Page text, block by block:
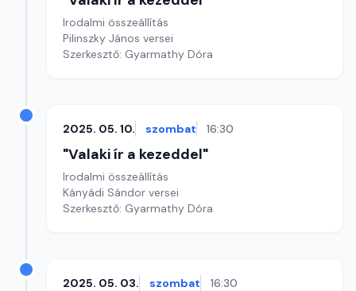
Irodalmi összeállítás
Pilinszky János versei
Szerkesztő: Gyarmathy Dóra
2025. 05. 10. szombat 16:30
"Valaki ír a kezeddel"
Irodalmi összeállítás
Kányádi Sándor versei
Szerkesztő: Gyarmathy Dóra
2025. 05. 03. szombat 16:30